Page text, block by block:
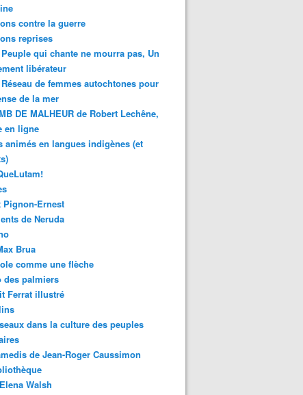
contre la guerre
reprises
qui chante ne mourra pas, Un
libérateur
de femmes autochtones pour
de la mer
DE MALHEUR de Robert Lechêne,
en ligne
animés en langues indigènes (et
Pignon-Ernest
de Neruda
Brua
comme une flèche
des palmiers
Ferrat illustré
dans la culture des peuples
de Jean-Roger Caussimon
Walsh